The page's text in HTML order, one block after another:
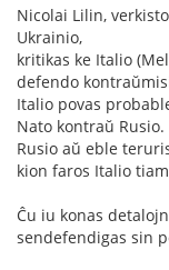
Nicolai Lilin,
Ukrainio,
kritikas ke Italio
defendo
Italio povas
Nato kontraŭ Rusio.
Rusio aŭ eble
kion faros Italio
Ĉu iu konas
sendefendigas sin